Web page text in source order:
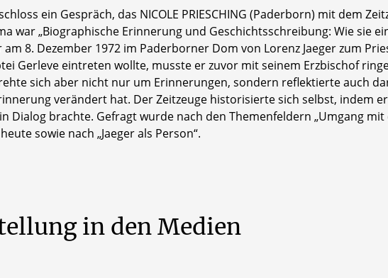
ein Gespräch, das NICOLE PRIESCHING (Paderborn) mit dem
war „Biographische Erinnerung und Geschichtsschreibung: Wie sie
8. Dezember 1972 im Paderborner Dom von Lorenz Jaeger zum
Gerleve eintreten wollte, musste er zuvor mit seinem Erzbischof
sich aber nicht nur um Erinnerungen, sondern reflektierte auch
verändert hat. Der Zeitzeuge historisierte sich selbst, indem
Dialog brachte. Gefragt wurde nach den Themenfeldern „Umgang
sowie nach „Jaeger als Person“.
in den Medien